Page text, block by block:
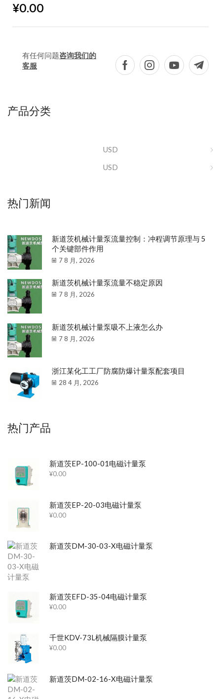
¥0.00
有任何问题咨询我们的
客服
产品分类
USD
USD
热门新闻
新道茨机械计量泵流量控制：冲程调节原理与 5
个关键部件作用
7 8 月, 2026
新道茨机械计量泵流量不稳定原因
7 8 月, 2026
新道茨机械计量泵吸不上液怎么办
7 8 月, 2026
浙江某化工工厂防腐防爆计量泵配套项目
28 4 月, 2026
热门产品
新道茨EP-100-01电磁计量泵
¥0.00
新道茨EP-20-03电磁计量泵
¥0.00
新道茨DM-30-03-X电磁计量泵
新道茨EFD-35-04电磁计量泵
¥0.00
千世KDV-73L机械隔膜计量泵
¥0.00
新道茨DM-02-16-X电磁计量泵